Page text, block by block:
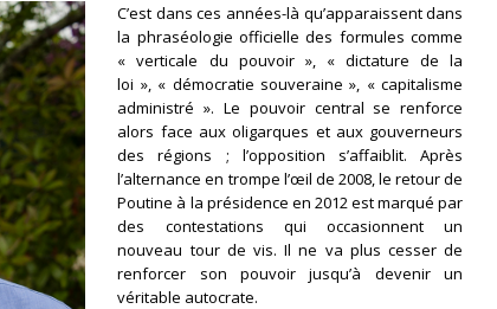
C’est dans ces années-là qu’apparaissent dans
la phraséologie officielle des formules comme
« verticale du pouvoir », « dictature de la
loi », « démocratie souveraine », « capitalisme
administré ». Le pouvoir central se renforce
alors face aux oligarques et aux gouverneurs
des régions ; l’opposition s’affaiblit. Après
l’alternance en trompe l’œil de 2008, le retour de
Poutine à la présidence en 2012 est marqué par
des contestations qui occasionnent un
nouveau tour de vis. Il ne va plus cesser de
renforcer son pouvoir jusqu’à devenir un
véritable autocrate.